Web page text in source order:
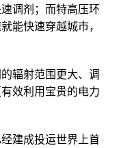
调剂；而特高压环
能快速穿越城市，
辐射范围更大、调
效利用宝贵的电力
建成投运世界上首